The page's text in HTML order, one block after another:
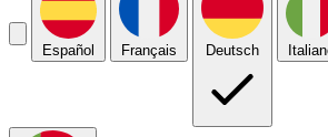
Español Français Deutsch